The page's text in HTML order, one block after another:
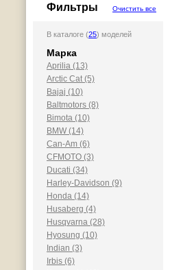
Фильтры Очистить все
В каталоге (25) моделей
Марка
Aprilia (13)
Arctic Cat (5)
Bajaj (10)
Baltmotors (8)
Bimota (10)
BMW (14)
Can-Am (6)
CFMOTO (3)
Ducati (34)
Harley-Davidson (9)
Honda (14)
Husaberg (4)
Husqvarna (28)
Hyosung (10)
Indian (3)
Irbis (6)